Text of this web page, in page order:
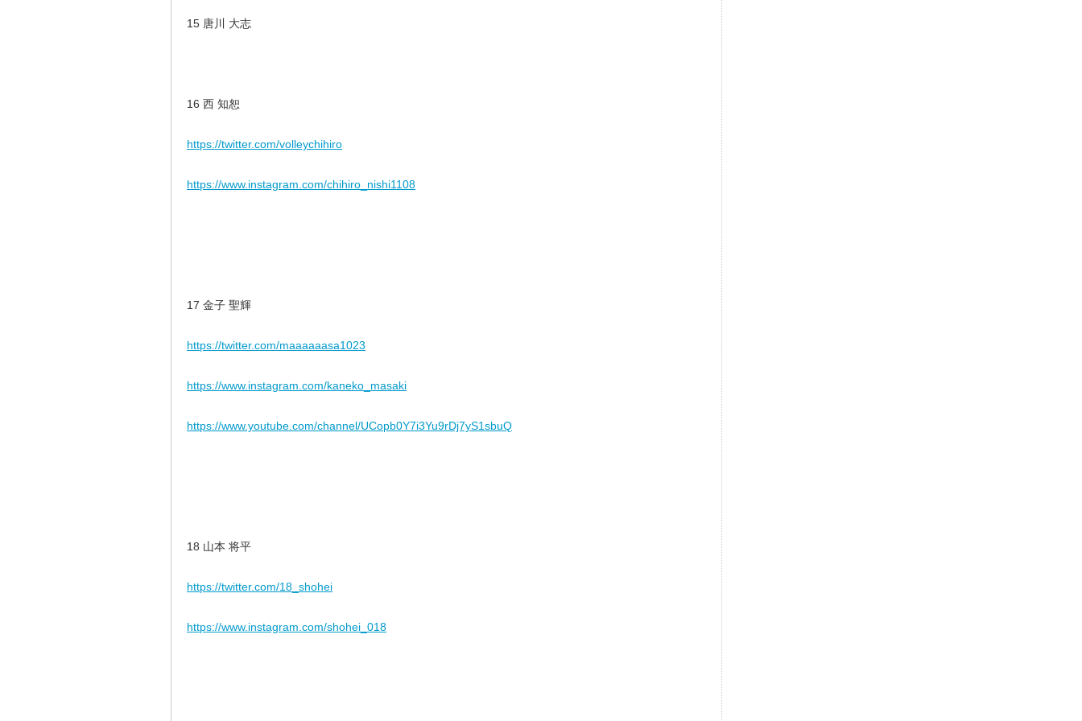
15 唐川 大志
16 西 知恕
https://twitter.com/volleychihiro
https://www.instagram.com/chihiro_nishi1108
17 金子 聖輝
https://twitter.com/maaaaaasa1023
https://www.instagram.com/kaneko_masaki
https://www.youtube.com/channel/UCopb0Y7i3Yu9rDj7yS1sbuQ
18 山本 将平
https://twitter.com/18_shohei
https://www.instagram.com/shohei_018